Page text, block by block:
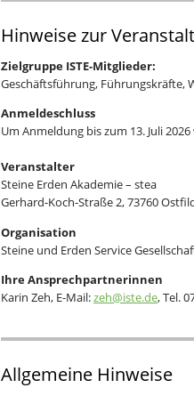
Hinweise zur
Zielgruppe ISTE-Mitglieder:
Geschäftsführung, Führungskräfte,
Anmeldeschluss
Um Anmeldung bis zum 13. Juli
Veranstalter
Steine Erden Akademie – stea
Gerhard-Koch-Straße 2, 73760
Organisation
Steine und Erden Service
Ihre Ansprechpartnerinnen
Karin Zeh, E-Mail:zeh@iste.de, Tel.
Allgemeine Hinweise